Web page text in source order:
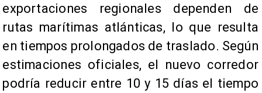
exportaciones regionales dependen de
rutas marítimas atlánticas, lo que resulta
en tiempos prolongados de traslado. Según
estimaciones oficiales, el nuevo corredor
podría reducir entre 10 y 15 días el tiempo